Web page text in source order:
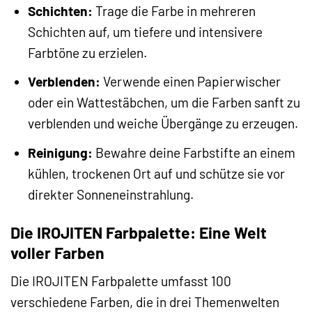
Schichten: Trage die Farbe in mehreren
Schichten auf, um tiefere und intensivere
Farbtöne zu erzielen.
Verblenden: Verwende einen Papierwischer
oder ein Wattestäbchen, um die Farben sanft zu
verblenden und weiche Übergänge zu erzeugen.
Reinigung: Bewahre deine Farbstifte an einem
kühlen, trockenen Ort auf und schütze sie vor
direkter Sonneneinstrahlung.
Die IROJITEN Farbpalette: Eine Welt
voller Farben
Die IROJITEN Farbpalette umfasst 100
verschiedene Farben, die in drei Themenwelten